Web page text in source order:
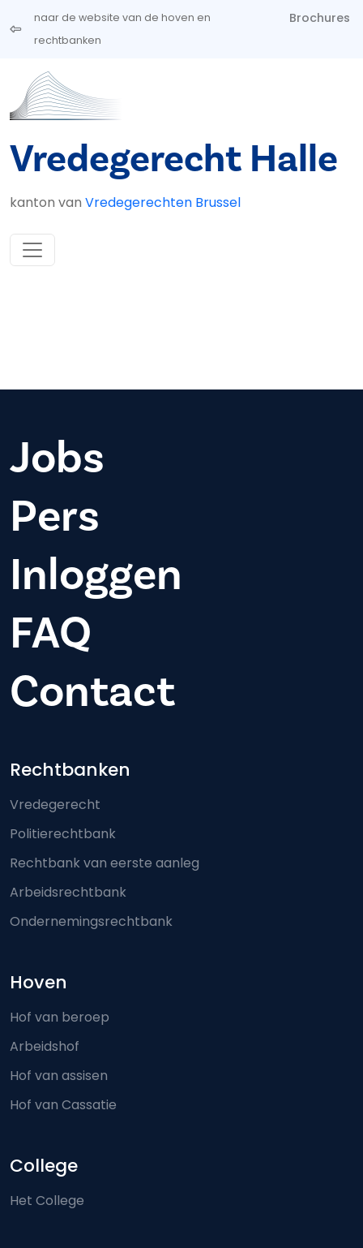
Overslaan en naar de inhoud gaan
naar de website van de hoven en
rechtbanken
Brochures
Vredegerecht Halle
kanton van Vredegerechten Brussel
Jobs
Pers
Inloggen
FAQ
Contact
Footer-menu
Rechtbanken
Vredegerecht
Politierechtbank
Rechtbank van eerste aanleg
Arbeidsrechtbank
Ondernemingsrechtbank
Hoven
Hof van beroep
Arbeidshof
Hof van assisen
Hof van Cassatie
College
Het College